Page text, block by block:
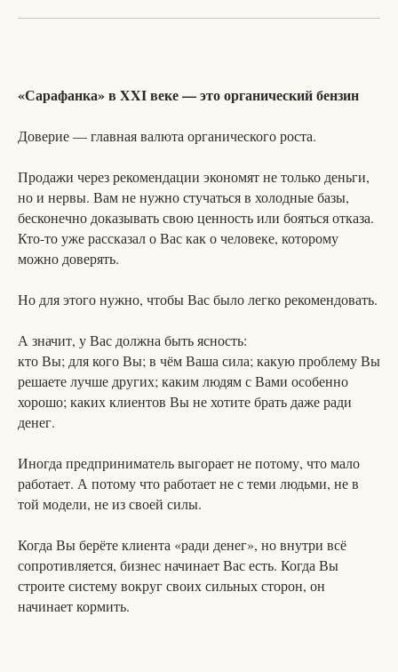
«Сарафанка» в XXI веке — это органический бензин
Доверие — главная валюта органического роста.
Продажи через рекомендации экономят не только деньги,
но и нервы. Вам не нужно стучаться в холодные базы,
бесконечно доказывать свою ценность или бояться отказа.
Кто-то уже рассказал о Вас как о человеке, которому
можно доверять.
Но для этого нужно, чтобы Вас было легко рекомендовать.
А значит, у Вас должна быть ясность:
кто Вы; для кого Вы; в чём Ваша сила; какую проблему Вы
решаете лучше других; каким людям с Вами особенно
хорошо; каких клиентов Вы не хотите брать даже ради
денег.
Иногда предприниматель выгорает не потому, что мало
работает. А потому что работает не с теми людьми, не в
той модели, не из своей силы.
Когда Вы берёте клиента «ради денег», но внутри всё
сопротивляется, бизнес начинает Вас есть. Когда Вы
строите систему вокруг своих сильных сторон, он
начинает кормить.